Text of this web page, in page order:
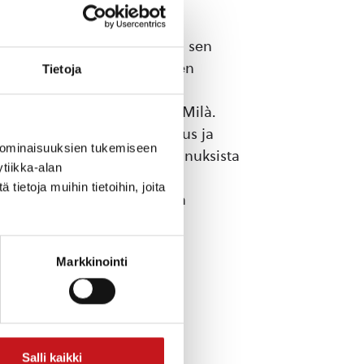
Tietoja
tukemiseen
alan
tietoja muihin tietoihin, joita
Markkinointi
Salli kaikki
kuluneeksi 100 vuotta sen
omaan ja omalaatuiseen
hänen mestarillisia
Casa Battló ja Casa Milà.
mutta katalonialaisuus ja
Gaudín rakennuksista
persoonaan sekä
ei tarvitse ilmoittautua